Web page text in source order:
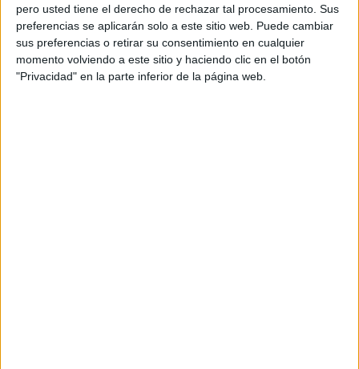
pero usted tiene el derecho de rechazar tal procesamiento. Sus
preferencias se aplicarán solo a este sitio web. Puede cambiar
sus preferencias o retirar su consentimiento en cualquier
momento volviendo a este sitio y haciendo clic en el botón
"Privacidad" en la parte inferior de la página web.